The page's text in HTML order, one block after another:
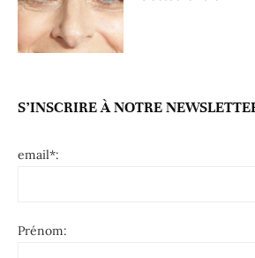
S’INSCRIRE À NOTRE
email*:
Prénom: